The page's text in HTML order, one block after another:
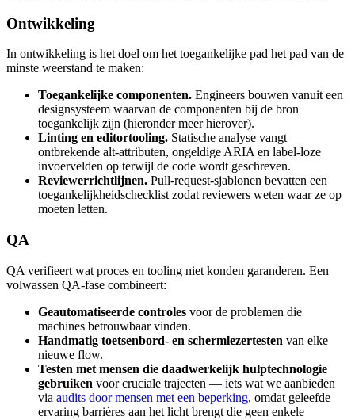
Ontwikkeling
In ontwikkeling is het doel om het toegankelijke pad het pad van de
minste weerstand te maken:
Toegankelijke componenten. Engineers bouwen vanuit een
designsysteem waarvan de componenten bij de bron
toegankelijk zijn (hieronder meer hierover).
Linting en editortooling. Statische analyse vangt
ontbrekende alt-attributen, ongeldige ARIA en label-loze
invoervelden op terwijl de code wordt geschreven.
Reviewerrichtlijnen. Pull-request-sjablonen bevatten een
toegankelijkheidschecklist zodat reviewers weten waar ze op
moeten letten.
QA
QA verifieert wat proces en tooling niet konden garanderen. Een
volwassen QA-fase combineert:
Geautomatiseerde controles voor de problemen die
machines betrouwbaar vinden.
Handmatig toetsenbord- en schermlezertesten van elke
nieuwe flow.
Testen met mensen die daadwerkelijk hulptechnologie
gebruiken voor cruciale trajecten — iets wat we aanbieden
via audits door mensen met een beperking, omdat geleefde
ervaring barrières aan het licht brengt die geen enkele